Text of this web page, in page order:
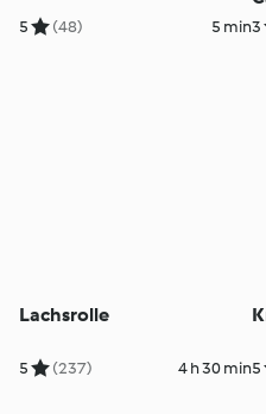
5 (48) 5 min3
Lachsrolle
5 (237) 4 h 30 min5